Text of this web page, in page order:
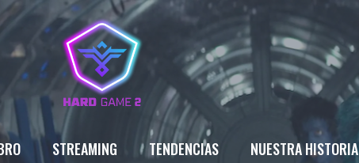
STREAMING TENDENCIAS NUESTRA HISTORIA